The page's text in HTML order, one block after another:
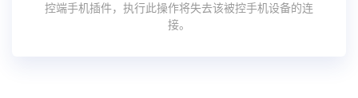
控端手机插件，执行此操作将失去该被控手机设备的连
接。